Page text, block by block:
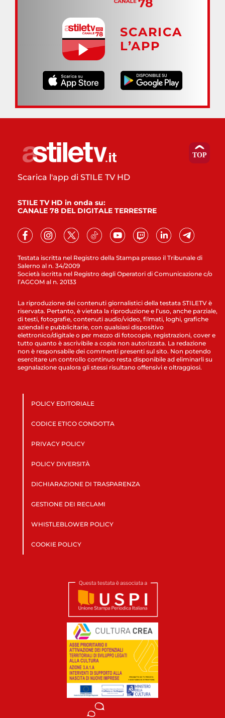
SCARICA
L’APP
Testata iscritta nel Registro della Stampa presso il Tribunale di
Salerno al n. 34/2009
Società iscritta nel Registro degli Operatori di Comunicazione c/o
l’AGCOM al n. 20133
Scarica l'app di STILE TV HD
STILE TV HD in onda su:
CANALE 78 DEL DIGITALE TERRESTRE
La riproduzione dei contenuti giornalistici della testata STILETV è
riservata. Pertanto, è vietata la riproduzione e l’uso, anche parziale,
di testi, fotografie, contenuti audio/video, filmati, loghi, grafiche
aziendali e pubblicitarie, con qualsiasi dispositivo
elettronico/digitale o per mezzo di fotocopie, registrazioni, cover e
tutto quanto è ascrivibile a copia non autorizzata. La redazione
non è responsabile dei commenti presenti sul sito. Non potendo
esercitare un controllo continuo resta disponibile ad eliminarli su
segnalazione qualora gli stessi risultano offensivi e oltraggiosi.
POLICY EDITORIALE
CODICE ETICO CONDOTTA
PRIVACY POLICY
POLICY DIVERSITÀ
DICHIARAZIONE DI TRASPARENZA
GESTIONE DEI RECLAMI
WHISTLEBLOWER POLICY
COOKIE POLICY